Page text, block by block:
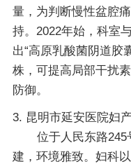
量，为判断慢性盆腔
持。2022年始，科室
出“高原乳酸菌阴道胶
株，可提高局部干扰
防御。
3. 昆明市延安医院妇
位于人民东路
建，环境雅致。妇科